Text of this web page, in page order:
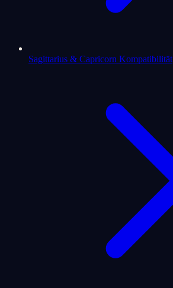
Sagittarius & Capricorn Kompatibilität